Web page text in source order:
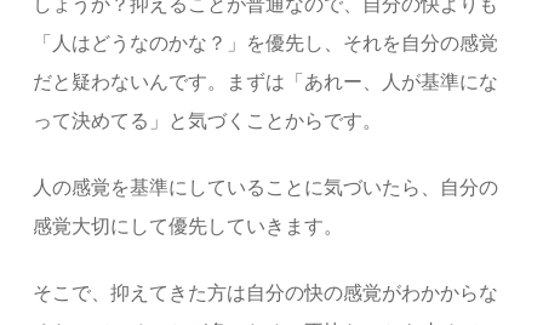
しょうか？抑えることが普通なので、自分の快よりも
「人はどうなのかな？」を優先し、それを自分の感覚
だと疑わないんです。まずは「あれー、人が基準にな
って決めてる」と気づくことからです。
人の感覚を基準にしていることに気づいたら、自分の
感覚大切にして優先していきます。
そこで、抑えてきた方は自分の快の感覚がわかからな